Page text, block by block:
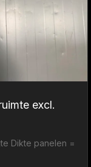
excl.
Dikte panelen =